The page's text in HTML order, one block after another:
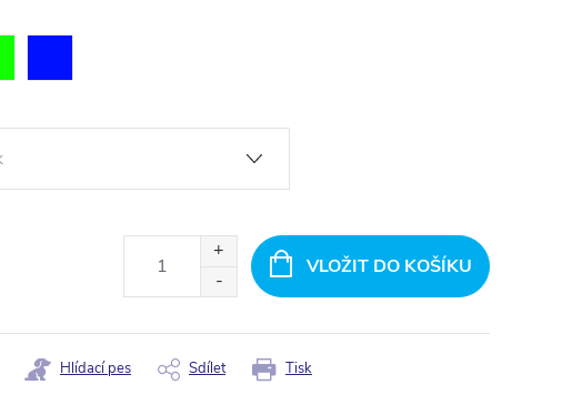
VLOŽIT DO KOŠÍKU
Tisk
Hlídací pes Sdílet